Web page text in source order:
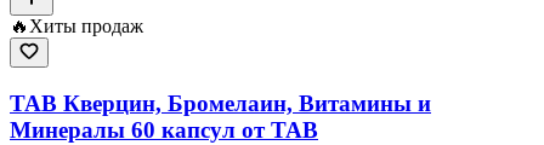
🔥Хиты продаж
TAB Кверцин, Бромелаин, Витамины и
Минералы 60 капсул от TAB